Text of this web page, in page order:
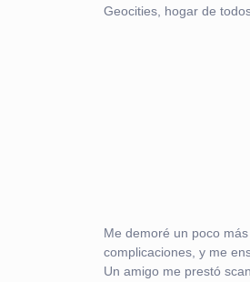
Geocities, hogar de
Me demoré un poco
complicaciones, y me
Un amigo me prestó